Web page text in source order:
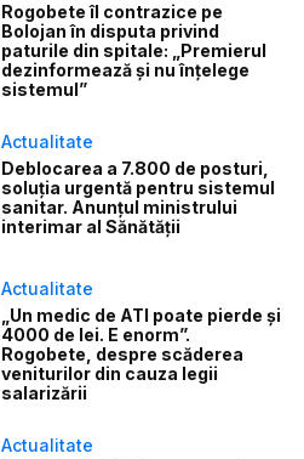
Rogobete îl contrazice pe
Bolojan în disputa privind
paturile din spitale: „Premierul
dezinformează și nu înțelege
sistemul”
Actualitate
Deblocarea a 7.800 de posturi,
soluția urgentă pentru sistemul
sanitar. Anunțul ministrului
interimar al Sănătății
Actualitate
„Un medic de ATI poate pierde și
4000 de lei. E enorm”.
Rogobete, despre scăderea
veniturilor din cauza legii
salarizării
Actualitate